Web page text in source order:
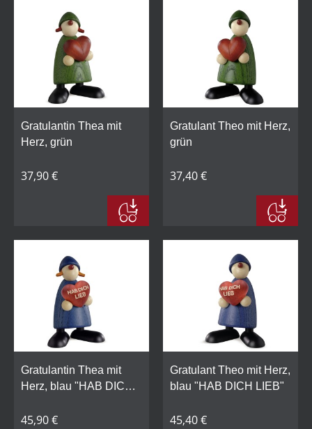
Gratulantin Thea mit
Herz, grün
37,90 €
Gratulant Theo mit Herz,
grün
37,40 €
Gratulantin Thea mit
Herz, blau "HAB DICH
45,90 €
Gratulant Theo mit Herz,
blau "HAB DICH LIEB"
45,40 €